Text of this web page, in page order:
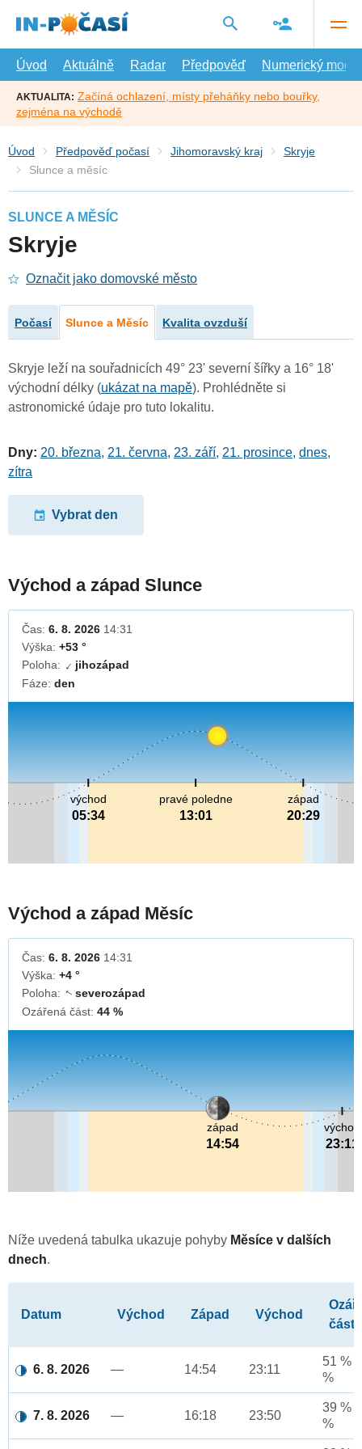
hlavní
Úvod
Aktuálně Radar Předpověď Numerický model
AKTUALITA: Začíná ochlazení, místy přeháňky nebo bouřky,
zejména na východě
Úvod Předpověď počasí Jihomoravský kraj
Skryje
Slunce a měsíc
SLUNCE A MĚSÍC
Skryje
Označit jako domovské město
Počasí Slunce a Měsíc Kvalita ovzduší
Skryje leží na souřadnicích 49° 23' severní šířky a 16° 18'
východní délky (ukázat na mapě). Prohlédněte si
astronomické údaje pro tuto lokalitu.
Dny: 20. března, 21. června, 23. září, 21. prosince, dnes,
zítra
Vybrat den
Východ a západ Slunce
Čas: 6. 8. 2026 14:31
Výška: +53 °
Poloha: ↓ jihozápad
Fáze: den
pravé poledne
13:01
východ
05:34
západ
20:29
Východ a západ Měsíc
Čas: 6. 8. 2026 14:31
Výška: +4 °
Poloha: ↓severozápad
Ozářená část: 44 %
východ
23:11
západ
14:54
Níže uvedená tabulka ukazuje pohyby Měsíce v dalších
dnech.
Datum Východ Západ Východ
část
6. 8. 2026 — 14:54 23:11
51 %
%
7. 8. 2026 — 16:18 23:50
39 %
%